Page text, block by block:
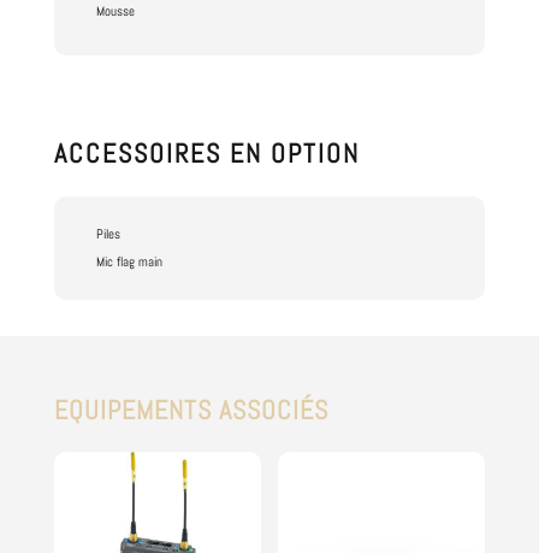
Mousse
ACCESSOIRES EN OPTION
Piles
Mic flag main
EQUIPEMENTS ASSOCIÉS